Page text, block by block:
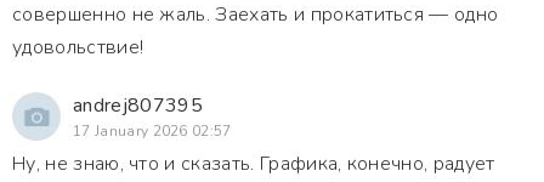
совершенно не жаль. Заехать и прокатиться — одно
удовольствие!
andrej807395
17 January 2026 02:57
Ну, не знаю, что и сказать. Графика, конечно, радует